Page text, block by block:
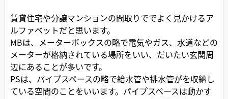
賃貸住宅や分譲マンションの間取りででよく見かけるア
ルファベットだと思います。
MBは、メーターボックスの略で電気やガス、水道などの
メーターが格納されている場所をいい、だいたい玄関周
辺にあることが多いです。
PSは、パイプスペースの略で給水管や排水管がを収納し
ている空間のことをいいます。パイプスペースは動かす